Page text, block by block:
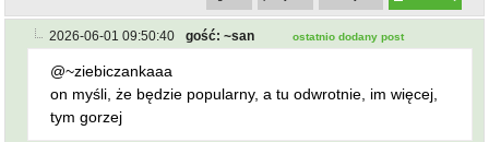
2026-06-01 09:50:40 gość: ~san ostatnio dodany post
@~ziebiczankaaa
on myśli, że będzie popularny, a tu odwrotnie, im więcej,
tym gorzej